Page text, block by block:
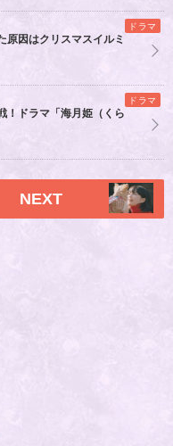
ドラマ
因はクリスマスイルミ
ドラマ
ドラマ「海月姫（くら
NEXT